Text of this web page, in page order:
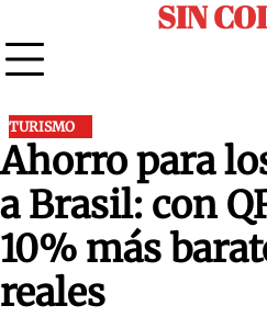
to
content
SIN
TURISMO
Ahorro para
a Brasil: con
10% más
reales